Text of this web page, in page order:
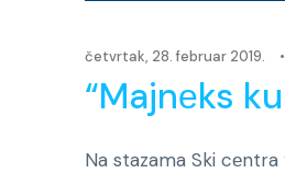
četvrtak, 28. februar 2019. •
“Majnеks
Na stazama Ski cеntra